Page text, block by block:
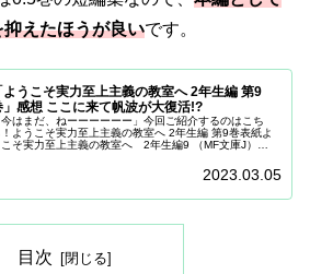
えたほうが良いです。
ようこそ実力至上主義の教室へ 2年生編 第9
」感想 ここに来て帆波が大復活!?
今はまだ、ねーーーーーー」今回ご紹介するのはこち
！ようこそ実力至上主義の教室へ 2年生編 第9巻表紙よ
こそ実力至上主義の教室へ 2年生編9 （MF文庫J）
2023.03.05
目次